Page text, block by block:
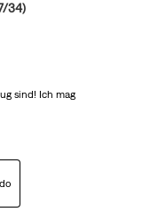
34)
sind! Ich mag